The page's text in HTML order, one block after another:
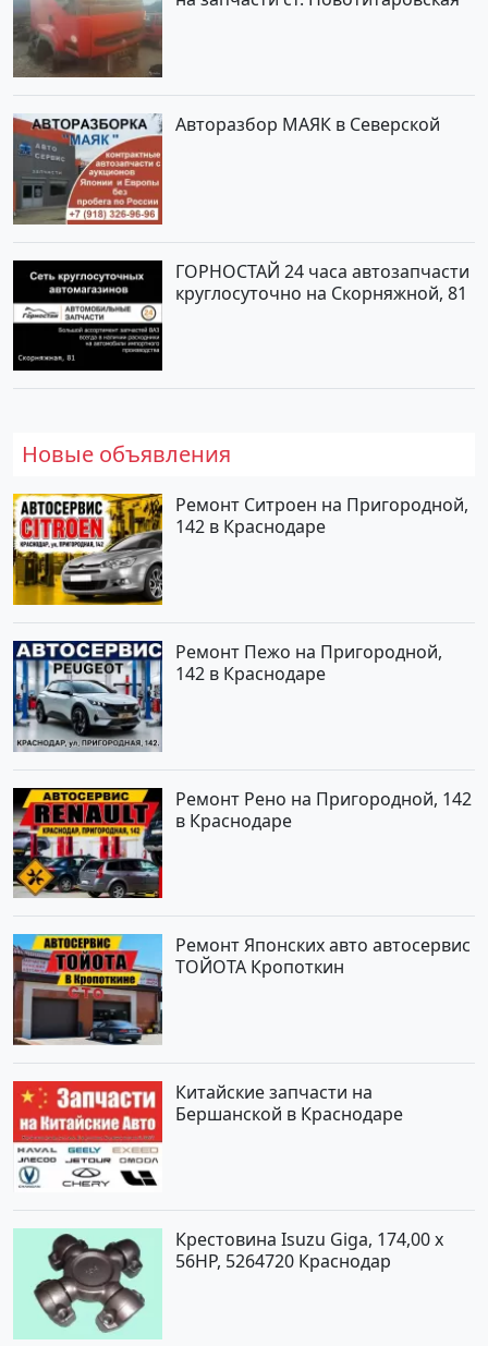
Авторазбор МАЯК в Северской
ГОРНОСТАЙ 24 часа автозапчасти
круглосуточно на Скорняжной, 81
Новые объявления
Ремонт Ситроен на Пригородной,
142 в Краснодаре
Ремонт Пежо на Пригородной,
142 в Краснодаре
Ремонт Рено на Пригородной, 142
в Краснодаре
Ремонт Японских авто автосервис
ТОЙОТА Кропоткин
Китайские запчасти на
Бершанской в Краснодаре
Крестовина Isuzu Giga, 174,00 x
56HP, 5264720 Краснодар